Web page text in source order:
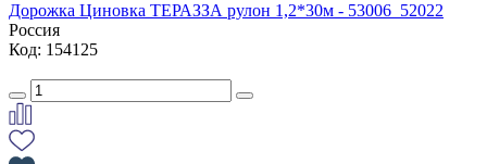
Дорожка Циновка ТЕРАЗЗА рулон 1,2*30м - 53006_52022
Россия
Код: 154125